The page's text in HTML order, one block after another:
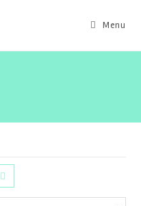
Menu